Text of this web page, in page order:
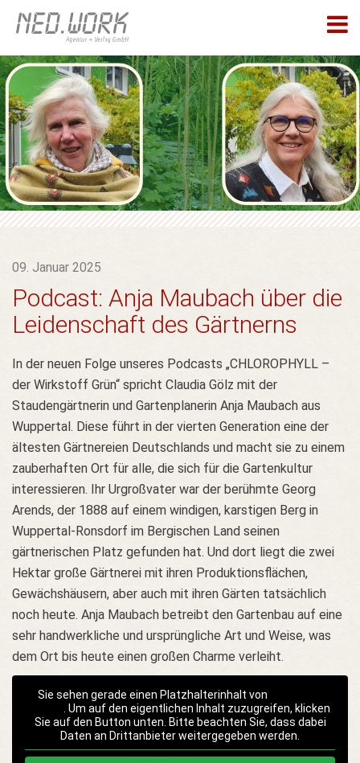
09. Januar 2025
Podcast: Anja Maubach über die
Leidenschaft des Gärtnerns
In der neuen Folge unseres Podcasts „CHLOROPHYLL –
der Wirkstoff Grün“ spricht Claudia Gölz mit der
Staudengärtnerin und Gartenplanerin Anja Maubach aus
Wuppertal. Diese führt in der vierten Generation eine der
ältesten Gärtnereien Deutschlands und macht sie zu einem
zauberhaften Ort für alle, die sich für die Gartenkultur
interessieren. Ihr Urgroßvater war der berühmte Georg
Arends, der 1888 auf einem windigen, karstigen Berg in
Wuppertal-Ronsdorf im Bergischen Land seinen
gärtnerischen Platz gefunden hat. Und dort liegt die zwei
Hektar große Gärtnerei mit ihren Produktionsflächen,
Gewächshäusern, aber auch mit ihren Gärten tatsächlich
noch heute. Anja Maubach betreibt den Gartenbau auf eine
sehr handwerkliche und ursprüngliche Art und Weise, was
dem Ort bis heute einen großen Charme verleiht.
Sie sehen gerade einen Platzhalterinhalt von
. Um auf den eigentlichen Inhalt zuzugreifen, klicken
Sie auf den Button unten. Bitte beachten Sie, dass dabei
Daten an Drittanbieter weitergegeben werden.